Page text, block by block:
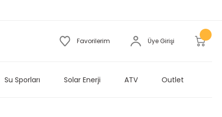
Favorilerim Üye Girişi
Su Sporları Solar Enerji ATV Outlet